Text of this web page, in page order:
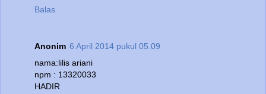
Balas
Anonim 6 April 2014 pukul 05.09
nama:lilis ariani
npm : 13320033
HADIR